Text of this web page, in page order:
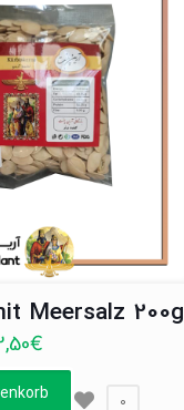
Meersalz 200g
€
0